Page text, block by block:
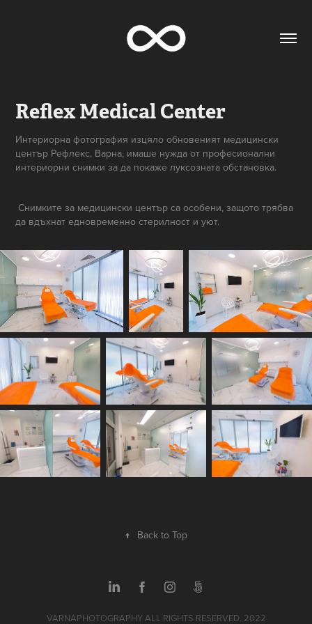
Reflex Medical Center
Интериорна фотография изцяло обновеният медицински
център Рефлекс, Варна, имаше нужда от професионални
интериорни снимки за да покаже луксозната обстановка.
Снимките за медицински център са особени, защото трябва
да вдъхнат едновременно стерилност и уют.
↑ Back to Top
VARNAPHOTOGRAPHY ALL RIGHTS RESERVED. 2022